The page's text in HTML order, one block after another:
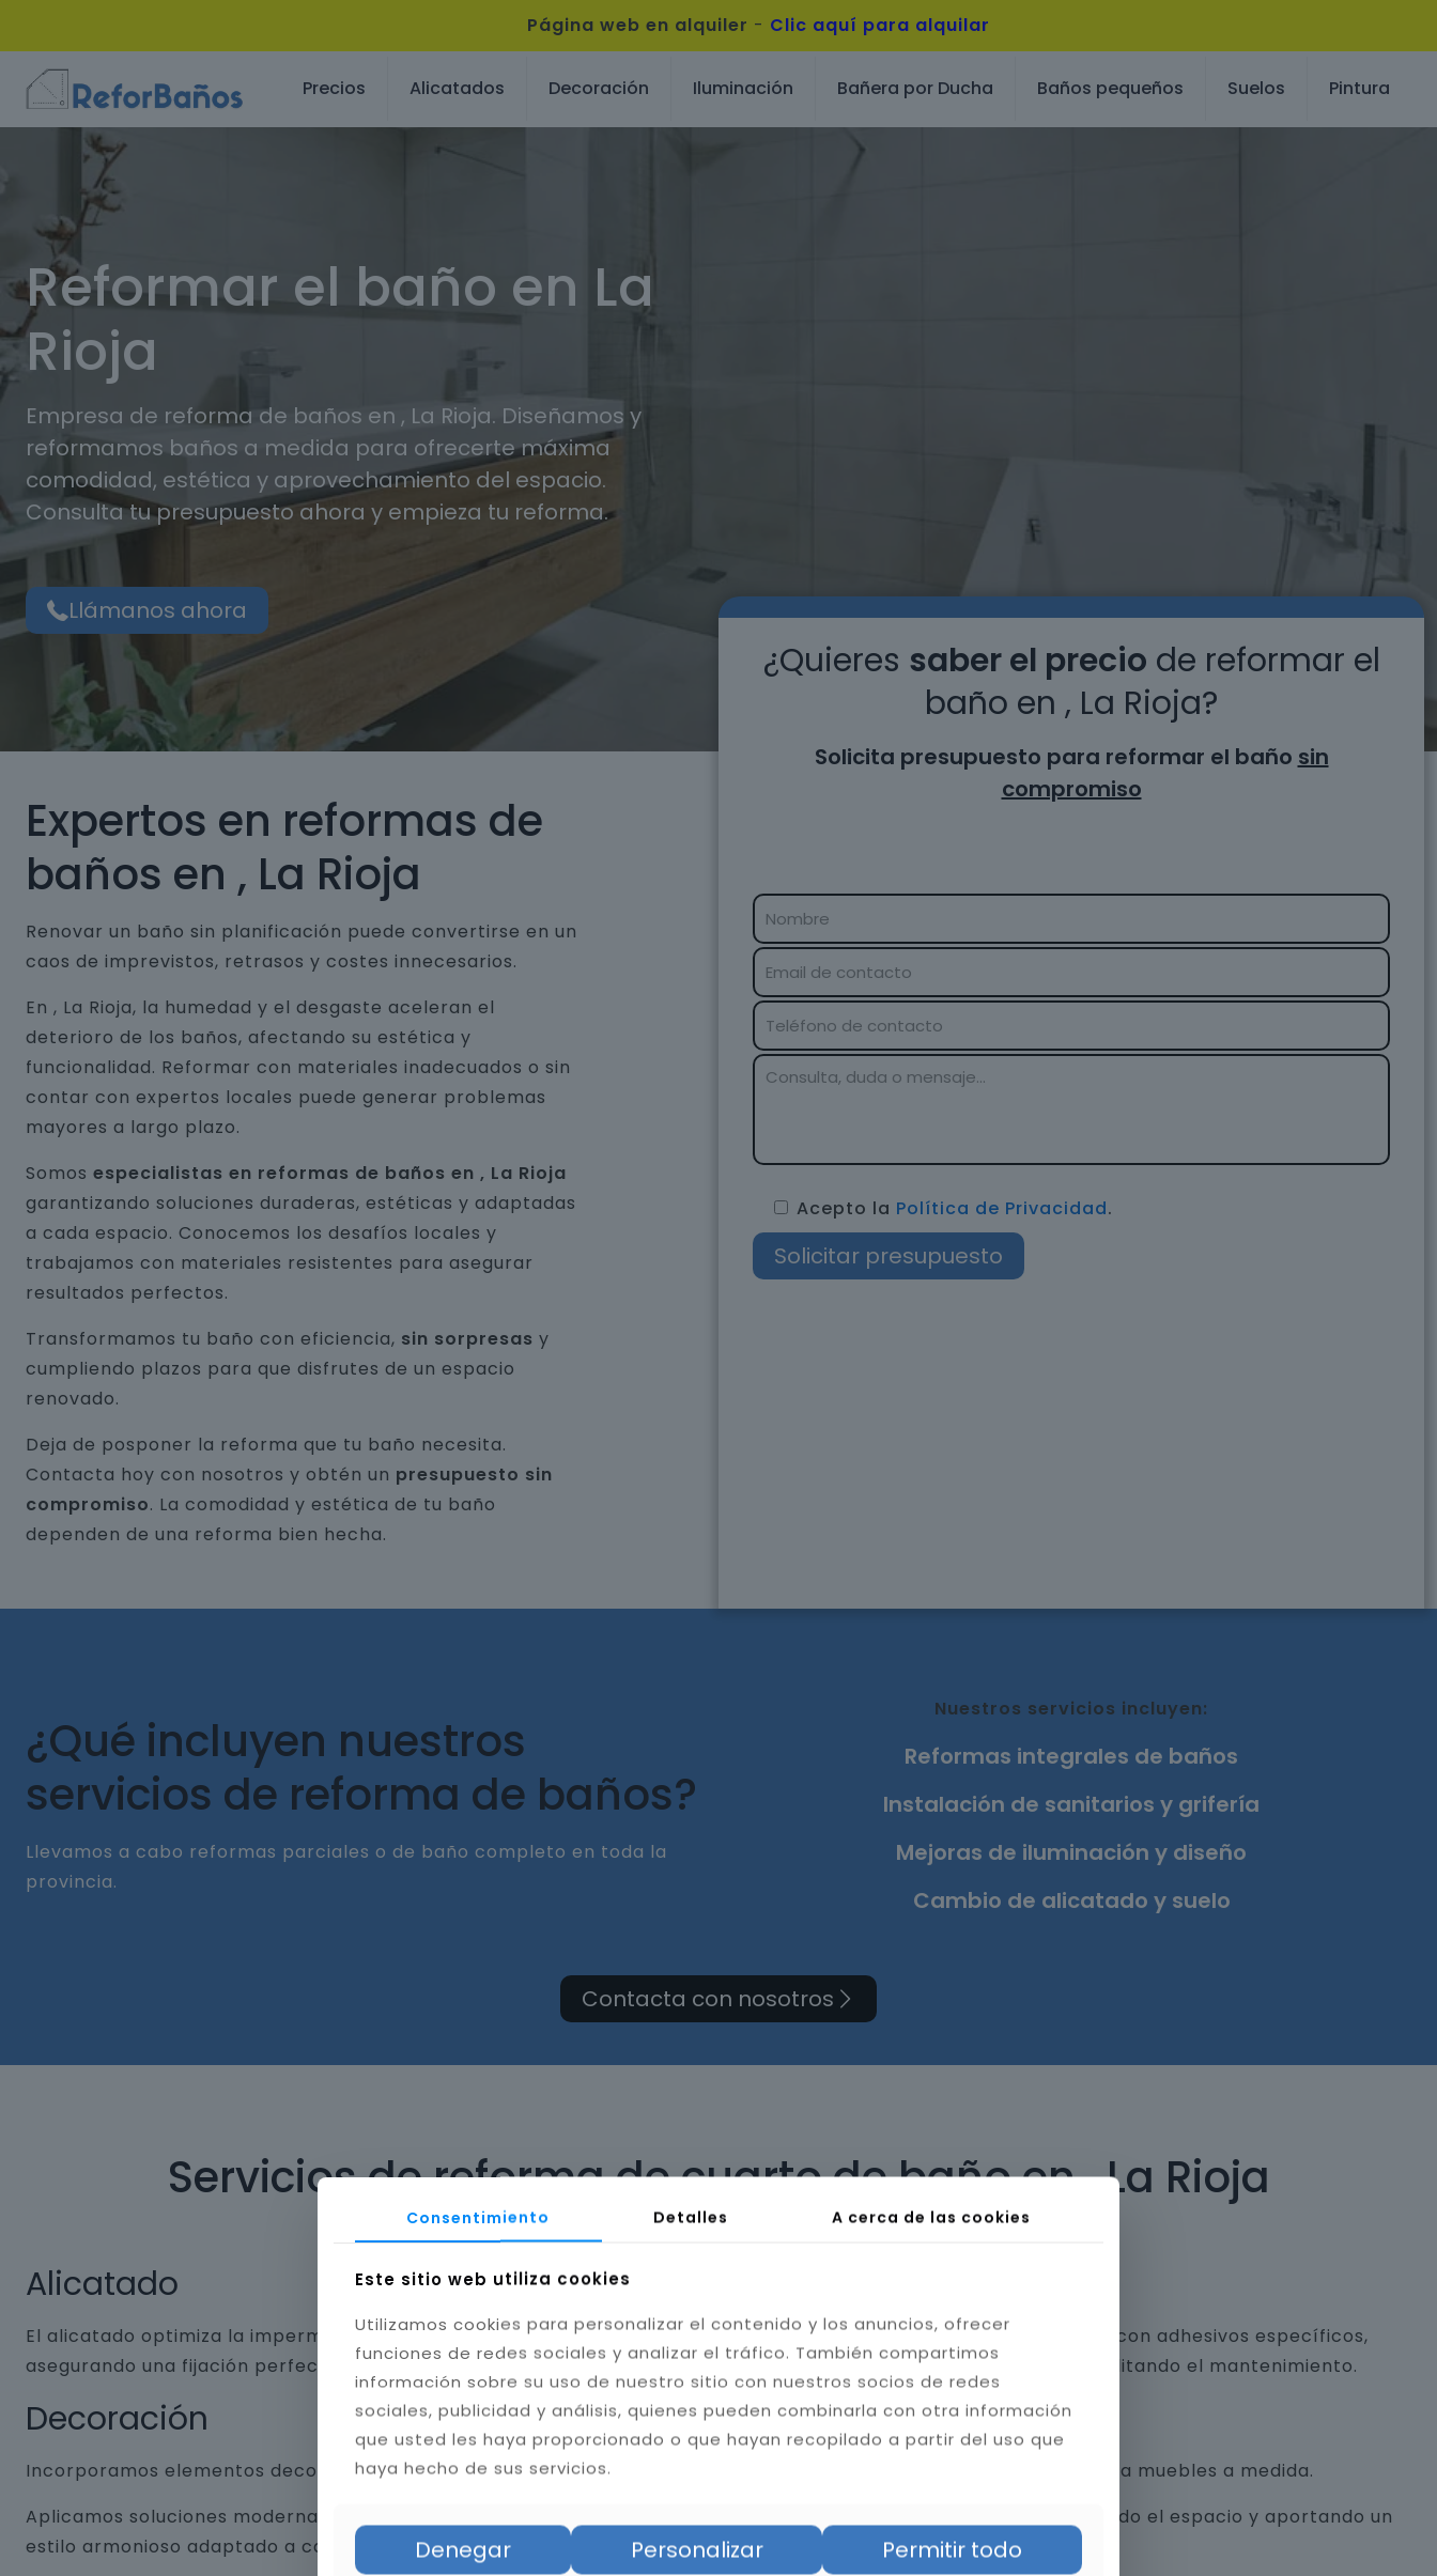
Página web en alquiler - Clic aquí para alquilar
Precios Alicatados Decoración Iluminación Bañera por Ducha Baños pequeños Suelos Pintura
Reformar el baño en La
Rioja
Empresa de reforma de baños en , La Rioja. Diseñamos y
reformamos baños a medida para ofrecerte máxima
comodidad, estética y aprovechamiento del espacio.
Consulta tu presupuesto ahora y empieza tu reforma.
Llámanos ahora
Expertos en reformas de
baños en , La Rioja
Renovar un baño sin planificación puede convertirse en un
caos de imprevistos, retrasos y costes innecesarios.
En , La Rioja, la humedad y el desgaste aceleran el
deterioro de los baños, afectando su estética y
funcionalidad. Reformar con materiales inadecuados o sin
contar con expertos locales puede generar problemas
mayores a largo plazo.
Somos especialistas en reformas de baños en , La Rioja
garantizando soluciones duraderas, estéticas y adaptadas
a cada espacio. Conocemos los desafíos locales y
trabajamos con materiales resistentes para asegurar
resultados perfectos.
Transformamos tu baño con eficiencia, sin sorpresas y
cumpliendo plazos para que disfrutes de un espacio
renovado.
Deja de posponer la reforma que tu baño necesita.
Contacta hoy con nosotros y obtén un presupuesto sin
compromiso. La comodidad y estética de tu baño
dependen de una reforma bien hecha.
¿Quieres saber el precio de reformar el
baño en , La Rioja?
Solicita presupuesto para reformar el baño sin
compromiso
Acepto la Política de Privacidad.
¿Qué incluyen nuestros
servicios de reforma de baños?
Llevamos a cabo reformas parciales o de baño completo en toda la
provincia.
Nuestros servicios incluyen:
Reformas integrales de baños
Instalación de sanitarios y grifería
Mejoras de iluminación y diseño
Cambio de alicatado y suelo
Contacta con nosotros
Servicios de reforma de cuarto de baño en , La Rioja
Alicatado
El alicatado optimiza la impermeabilidad y durabilidad del baño. Instalamos cerámica, porcelánico y piedra natural con adhesivos específicos,
asegurando una fijación perfecta. Aplicamos juntas resistentes a la humedad y hongos, mejorando la estética y facilitando el mantenimiento.
Decoración
Incorporamos elementos decorativos que combinan funcionalidad y diseño, desde revestimientos con texturas hasta muebles a medida.
Aplicamos soluciones modernas como nichos empotrados, espejos retroiluminados y grifería minimalista, optimizando el espacio y aportando un
estilo armonioso adaptado a cada baño.
Consentimiento Detalles A cerca de las cookies
Este sitio web utiliza cookies
Utilizamos cookies para personalizar el contenido y los anuncios, ofrecer
funciones de redes sociales y analizar el tráfico. También compartimos
información sobre su uso de nuestro sitio con nuestros socios de redes
sociales, publicidad y análisis, quienes pueden combinarla con otra información
que usted les haya proporcionado o que hayan recopilado a partir del uso que
haya hecho de sus servicios.
Denegar Personalizar Permitir todo